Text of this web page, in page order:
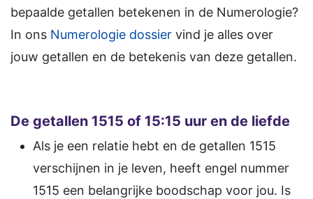
bepaalde getallen betekenen in de Numerologie?
In ons Numerologie dossier vind je alles over
jouw getallen en de betekenis van deze getallen.
De getallen 1515 of 15:15 uur en de liefde
Als je een relatie hebt en de getallen 1515
verschijnen in je leven, heeft engel nummer
1515 een belangrijke boodschap voor jou. Is